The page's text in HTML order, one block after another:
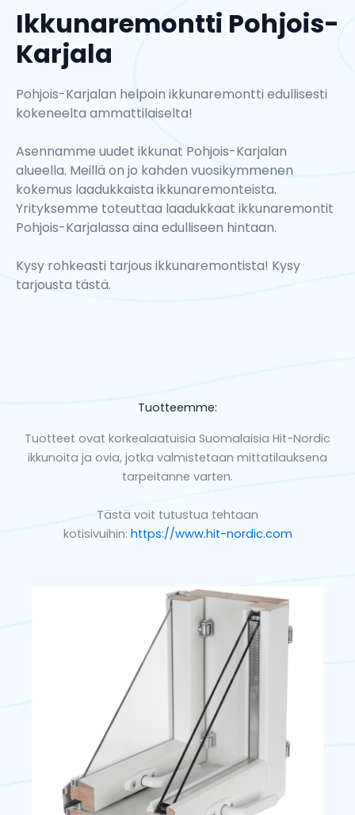
Ikkunaremontti Pohjois-
Karjala
Pohjois-Karjalan helpoin ikkunaremontti edullisesti
kokeneelta ammattilaiselta!
Asennamme uudet ikkunat Pohjois-Karjalan
alueella. Meillä on jo kahden vuosikymmenen
kokemus laadukkaista ikkunaremonteista.
Yrityksemme toteuttaa laadukkaat ikkunaremontit
Pohjois-Karjalassa aina edulliseen hintaan.
Kysy rohkeasti tarjous ikkunaremontista! Kysy
tarjousta tästä.
Tuotteemme:
Tuotteet ovat korkealaatuisia Suomalaisia Hit-Nordic
ikkunoita ja ovia, jotka valmistetaan mittatilauksena
tarpeitanne varten.
Tästä voit tutustua tehtaan
kotisivuihin: https://www.hit-nordic.com